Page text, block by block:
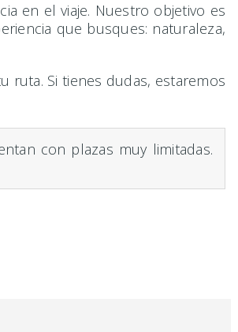
en el viaje. Nuestro objetivo es
que busques: naturaleza,
ruta. Si tienes dudas, estaremos
con plazas muy limitadas.